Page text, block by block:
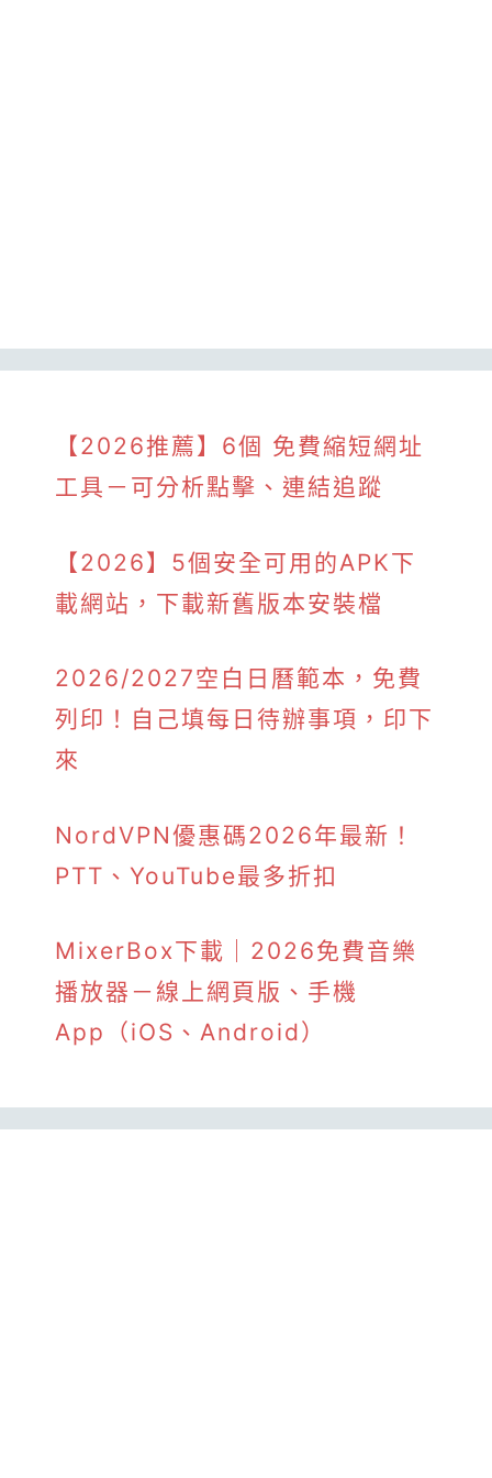
【2026推薦】6個 免費縮短網址
工具－可分析點擊、連結追蹤
【2026】5個安全可用的APK下
載網站，下載新舊版本安裝檔
2026/2027空白日曆範本，免費
列印！自己填每日待辦事項，印下
來
NordVPN優惠碼2026年最新！
PTT、YouTube最多折扣
MixerBox下載｜2026免費音樂
播放器－線上網頁版、手機
App（iOS、Android）